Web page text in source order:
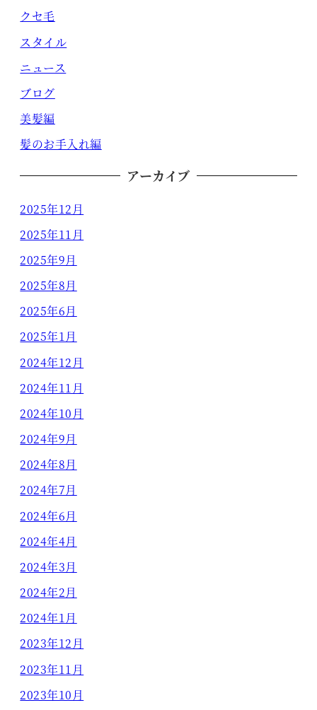
クセ毛
スタイル
ニュース
ブログ
美髪編
髪のお手入れ編
アーカイブ
2025年12月
2025年11月
2025年9月
2025年8月
2025年6月
2025年1月
2024年12月
2024年11月
2024年10月
2024年9月
2024年8月
2024年7月
2024年6月
2024年4月
2024年3月
2024年2月
2024年1月
2023年12月
2023年11月
2023年10月